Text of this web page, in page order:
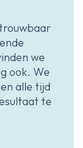
we
ook. We
alle tijd
te